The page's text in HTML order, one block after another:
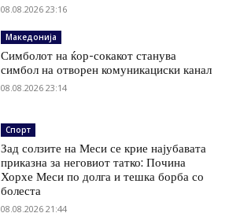
08.08.2026 23:16
Македонија
Симболот на ќор-сокакот станува
симбол на отворен комуникациски канал
08.08.2026 23:14
Спорт
Зад солзите на Меси се крие најубавата
приказна за неговиот татко: Почина
Хорхе Меси по долга и тешка борба со
болеста
08.08.2026 21:44